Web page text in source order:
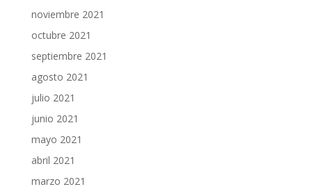
noviembre 2021
octubre 2021
septiembre 2021
agosto 2021
julio 2021
junio 2021
mayo 2021
abril 2021
marzo 2021